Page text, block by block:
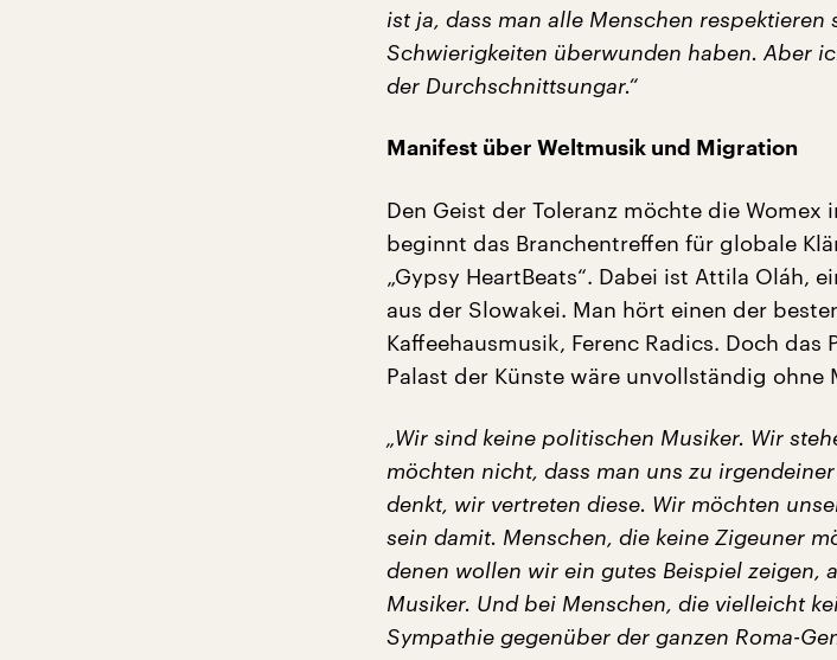
ist ja, dass man alle Menschen
Schwierigkeiten überwunden haben. Aber
der Durchschnittsungar.“
Manifest über Weltmusik und Migration
Den Geist der Toleranz möchte die Womex
beginnt das Branchentreffen für globale
„Gypsy HeartBeats“. Dabei ist Attila Oláh,
aus der Slowakei. Man hört einen der
Kaffeehausmusik, Ferenc Radics. Doch
Palast der Künste wäre unvollständig ohne
„Wir sind keine politischen Musiker. Wir
möchten nicht, dass man uns zu
denkt, wir vertreten diese. Wir möchten
sein damit. Menschen, die keine Zigeuner
denen wollen wir ein gutes Beispiel zeigen,
Musiker. Und bei Menschen, die vielleicht
Sympathie gegenüber der ganzen Roma-